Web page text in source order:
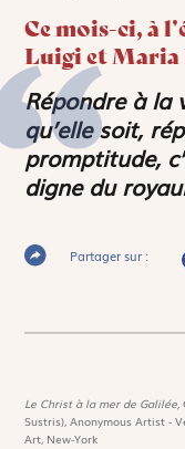
Ce mois-ci, à
Luigi et Maria
Répondre à la
qu’elle soit,
promptitude,
digne du
Partager sur :
Le Christ à la mer de Galilée,
Sustris), Anonymous Artist -
Art, New-York